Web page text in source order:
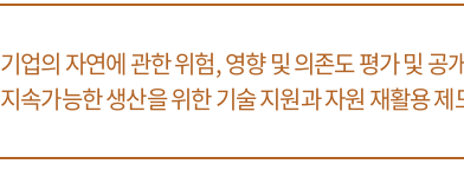
기업의 자연에 관한 위험, 영향 및 의존도 평가 및 공
지속가능한 생산을 위한 기술 지원과 자원 재활용 제